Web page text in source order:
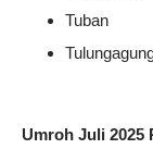
Tuban
Umroh Juli 2025